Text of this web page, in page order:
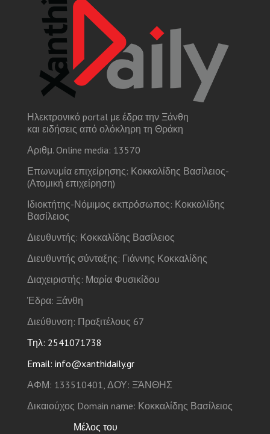
Ηλεκτρονικό portal με έδρα την Ξάνθη
και ειδήσεις από ολόκληρη τη Θράκη
Αριθμ. Online media: 13570
Επωνυμία επιχείρησης: Κοκκαλίδης Βασίλειος-
(Ατομική επιχείρηση)
Ιδιοκτήτης-Νόμιμος εκπρόσωπος: Κοκκαλίδης
Βασίλειος
Διευθυντής: Κοκκαλίδης Βασίλειος
Διευθυντής σύνταξης: Γιάννης Κοκκαλίδης
Διαχειριστής: Μαρία Φυσικίδου
Έδρα: Ξάνθη
Διεύθυνση: Πραξιτέλους 67
Τηλ: 2541071738
Email: info@xanthidaily.gr
ΑΦΜ: 133510401, ΔΟΥ: ΞΆΝΘΗΣ
Δικαιούχος Domain name: Κοκκαλίδης Βασίλειος
Μέλος του